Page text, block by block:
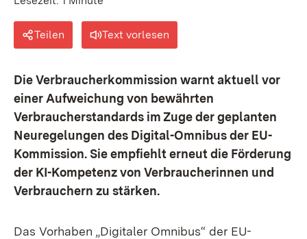
Teilen Text vorlesen
Die Verbraucherkommission warnt aktuell vor
einer Aufweichung von bewährten
Verbraucherstandards im Zuge der geplanten
Neuregelungen des Digital-Omnibus der EU-
Kommission. Sie empfiehlt erneut die Förderung
der KI-Kompetenz von Verbraucherinnen und
Verbrauchern zu stärken.
Das Vorhaben „Digitaler Omnibus“ der EU-